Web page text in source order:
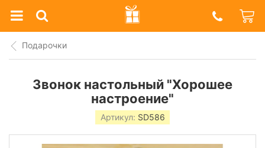
Prazdnik
Shop
Подарочки
Звонок настольный "Хорошее
настроение"
Артикул: SD586